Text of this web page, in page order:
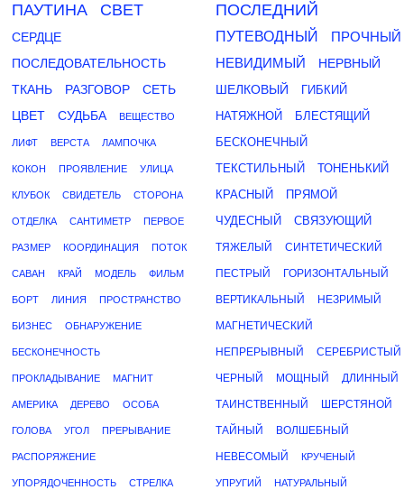
ПАУТИНА
СВЕТ
СЕРДЦЕ
ПОСЛЕДОВАТЕЛЬНОСТЬ
ТКАНЬ
РАЗГОВОР
СЕТЬ
ЦВЕТ
СУДЬБА ВЕЩЕСТВО
ЛИФТ ВЕРСТА ЛАМПОЧКА
КОКОН ПРОЯВЛЕНИЕ УЛИЦА
КЛУБОК СВИДЕТЕЛЬ СТОРОНА
ОТДЕЛКА САНТИМЕТР ПЕРВОЕ
РАЗМЕР КООРДИНАЦИЯ ПОТОК
САВАН КРАЙ МОДЕЛЬ ФИЛЬМ
БОРТ ЛИНИЯ ПРОСТРАНСТВО
БИЗНЕС ОБНАРУЖЕНИЕ
БЕСКОНЕЧНОСТЬ
ПРОКЛАДЫВАНИЕ МАГНИТ
АМЕРИКА ДЕРЕВО ОСОБА
ГОЛОВА УГОЛ ПРЕРЫВАНИЕ
РАСПОРЯЖЕНИЕ
УПОРЯДОЧЕННОСТЬ СТРЕЛКА
ПОСЛЕДНИЙ
ПУТЕВОДНЫЙ
ПРОЧНЫЙ
НЕВИДИМЫЙ
НЕРВНЫЙ
ШЕЛКОВЫЙ
ГИБКИЙ
НАТЯЖНОЙ
БЛЕСТЯЩИЙ
БЕСКОНЕЧНЫЙ
ТЕКСТИЛЬНЫЙ
ТОНЕНЬКИЙ
КРАСНЫЙ
ПРЯМОЙ
ЧУДЕСНЫЙ
СВЯЗУЮЩИЙ
ТЯЖЕЛЫЙ СИНТЕТИЧЕСКИЙ
ПЕСТРЫЙ ГОРИЗОНТАЛЬНЫЙ
ВЕРТИКАЛЬНЫЙ НЕЗРИМЫЙ
МАГНЕТИЧЕСКИЙ
НЕПРЕРЫВНЫЙ СЕРЕБРИСТЫЙ
ЧЕРНЫЙ МОЩНЫЙ ДЛИННЫЙ
ТАИНСТВЕННЫЙ ШЕРСТЯНОЙ
ТАЙНЫЙ ВОЛШЕБНЫЙ
НЕВЕСОМЫЙ КРУЧЕНЫЙ
УПРУГИЙ НАТУРАЛЬНЫЙ